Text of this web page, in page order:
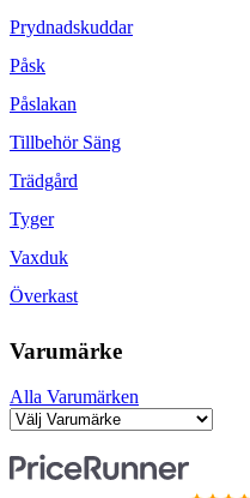
Prydnadskuddar
Påsk
Påslakan
Tillbehör Säng
Trädgård
Tyger
Vaxduk
Överkast
Varumärke
Alla Varumärken